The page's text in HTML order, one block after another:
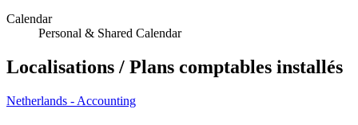
Calendar
Personal & Shared Calendar
Localisations / Plans comptables installés
Netherlands - Accounting